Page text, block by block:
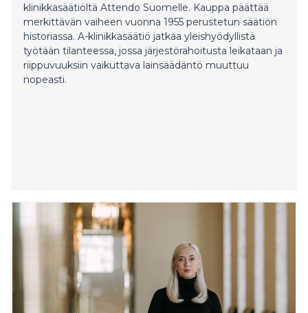
klinikkasäätiöltä Attendo Suomelle. Kauppa päättää
merkittävän vaiheen vuonna 1955 perustetun säätiön
historiassa. A-klinikkasäätiö jatkaa yleishyödyllistä
työtään tilanteessa, jossa järjestörahoitusta leikataan ja
riippuvuuksiin vaikuttava lainsäädäntö muuttuu
nopeasti.